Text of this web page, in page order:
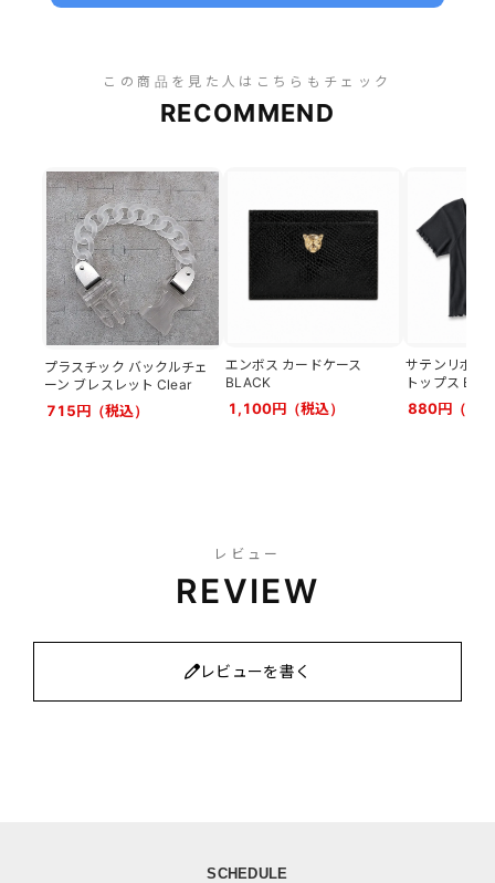
この商品を見た人はこちらもチェック
RECOMMEND
プラスチック バックルチェ
ーン ブレスレット Clear
715円（税込）
エンボス カードケース
BLACK
1,100円（税込）
サテンリボン
トップス
880円（税
レビュー
REVIEW
レビューを書く
SCHEDULE